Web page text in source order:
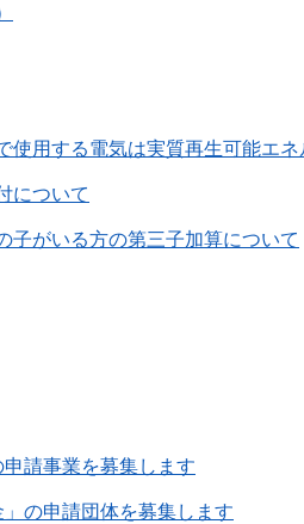
用する電気は実質再生可能エネ
について
子がいる方の第三子加算について
請事業を募集します
の申請団体を募集します